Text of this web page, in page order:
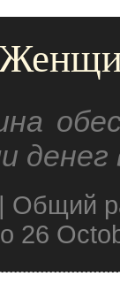
| Общий
26